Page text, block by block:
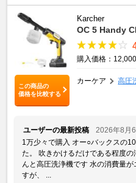
この商品の
価格を比較する
Karcher
OC 5 Handy
購入価格：
カーケア 高圧
ユーザーの最新投稿
2026年8月
1万少々で購入 オー○バックスの
た。 吹きかけるだけである程度
んと高圧洗浄機です 水の消費量
すが、 ...